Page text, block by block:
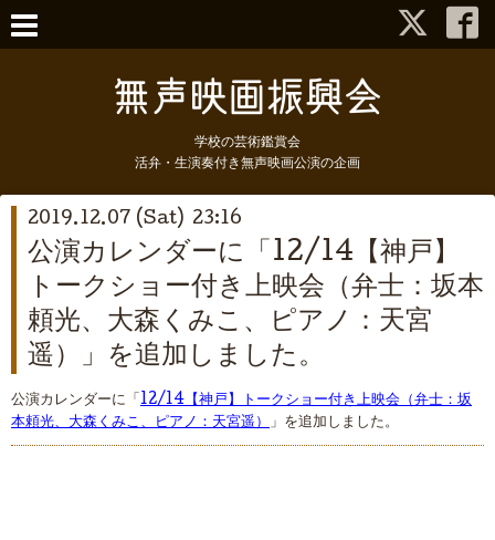
学校の芸術鑑賞会
活弁・生演奏付き無声映画公演の企画
2019.12.07 (Sat) 23:16
公演カレンダーに「12/14【神戸】
トークショー付き上映会（弁士：坂本
頼光、大森くみこ、ピアノ：天宮
遥）」を追加しました。
公演カレンダーに「 12/14【神戸】トークショー付き上映会（弁士：坂
本頼光、大森くみこ、ピアノ：天宮遥） 」を追加しました。